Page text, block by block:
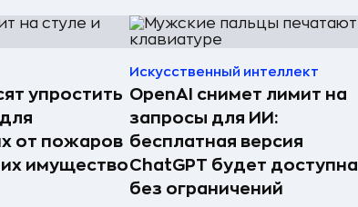
упростить
от пожаров
имущество
Искусственный интеллект
OpenAI снимет лимит на
запросы для ИИ:
бесплатная версия
ChatGPT будет доступна
без ограничений